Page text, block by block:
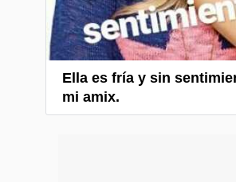
Ella es fría y sin
mi amix.